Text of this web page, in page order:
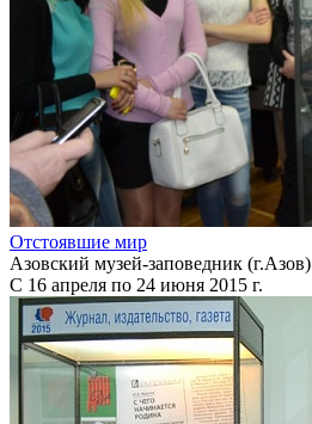
Отстоявшие мир
Азовский музей-заповедник (г.Азов)
С 16 апреля по 24 июня 2015 г.